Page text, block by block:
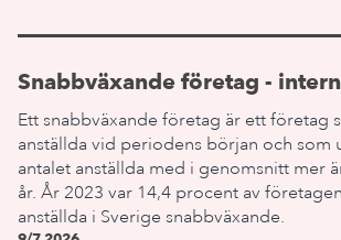
Snabbväxande företag -
Ett snabbväxande företag är ett företag
anställda vid periodens början och som
antalet anställda med i genomsnitt mer
år. År 2023 var 14,4 procent av
anställda i Sverige snabbväxande.